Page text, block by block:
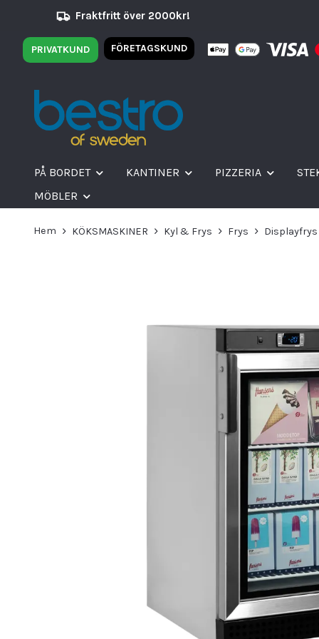
Fraktfritt över 2000kr!
PRIVATKUND FÖRETAGSKUND
PÅ BORDET KANTINER PIZZERIA
MÖBLER
Hem KÖKSMASKINER Kyl & Frys Frys Displayfrys